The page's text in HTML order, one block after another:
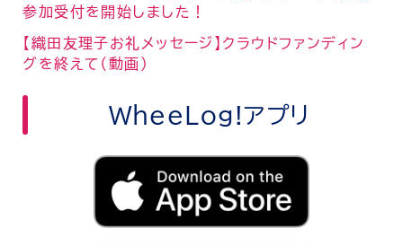
参加受付を開始しました！
【織田友理子お礼メッセージ】クラウドファンディン
グを終えて（動画）
WheeLog!アプリ